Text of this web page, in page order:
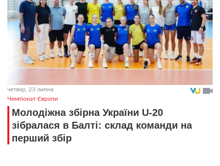
четвер, 23 липня
Чемпіонат Європи
Молодіжна збірна України U-20
зібралася в Балті: склад команди на
перший збір